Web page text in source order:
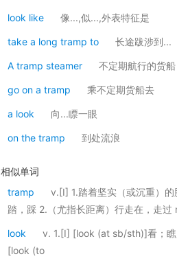
look like 像...,似...,外表特征是
take a long tramp to 长途跋涉到...
A tramp steamer 不定期航行的货船
go on a tramp 乘不定期货船去
a look 向...瞟一眼
on the tramp 到处流浪
相似单词
tramp
v.[I] 1.踏着坚实（或沉重）
踏，踩 2.（尤指长距离）行走在，走过
look
v. 1.[I] [look (at sb/sth)]看；
[look (to